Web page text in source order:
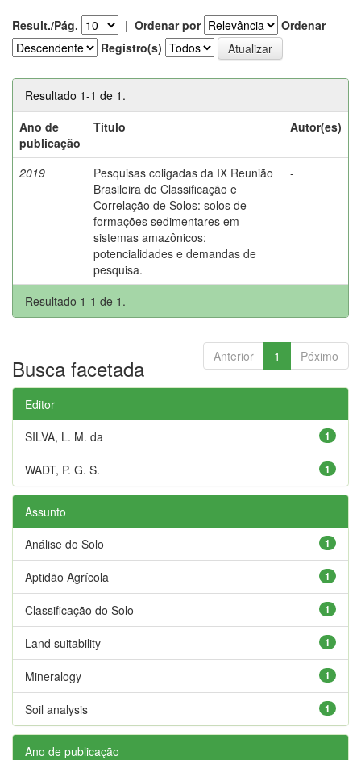
Result./Pág. | Ordenar por
Ordenar
Registro(s)
Resultado 1-1 de 1.
Ano de
publicação
Título Autor(es)
2019
Pesquisas coligadas da IX Reunião
Brasileira de Classificação e
Correlação de Solos: solos de
formações sedimentares em
sistemas amazônicos:
potencialidades e demandas de
pesquisa.
-
Resultado 1-1 de 1.
Anterior 1 Póximo
Busca facetada
Editor
1
SILVA, L. M. da
1
WADT, P. G. S.
Assunto
1
Análise do Solo
1
Aptidão Agrícola
1
Classificação do Solo
1
Land suitability
1
Mineralogy
1
Soil analysis
Ano de publicação